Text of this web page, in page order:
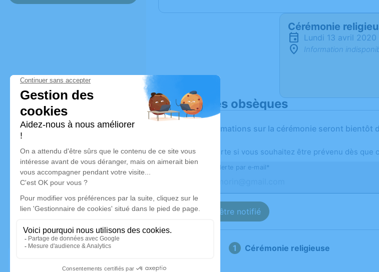
Cérémonie
lundi 13 avril 2020
Information
Déroulé des obsèques
Les informations sur la cérémonie seront bientôt
Activez une alerte si vous souhaitez être prévenu dès que
Recevoir une alerte par e-mail*
Je veux être notifié
Cérémonie religieuse